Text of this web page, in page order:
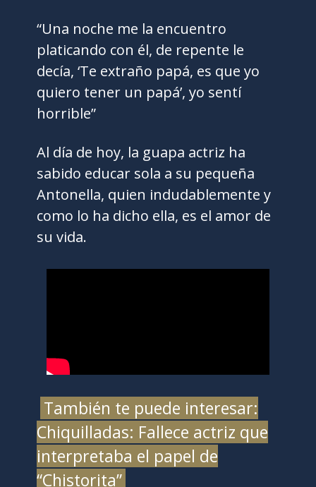
“Una noche me la encuentro
platicando con él, de repente le
decía, ‘Te extraño papá, es que yo
quiero tener un papá’, yo sentí
horrible”
Al día de hoy, la guapa actriz ha
sabido educar sola a su pequeña
Antonella, quien indudablemente y
como lo ha dicho ella, es el amor de
su vida.
También te puede interesar:
Chiquilladas: Fallece actriz que
interpretaba el papel de
“Chistorita”